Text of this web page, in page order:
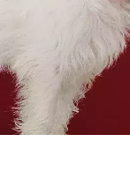
zpracováním
soukromí